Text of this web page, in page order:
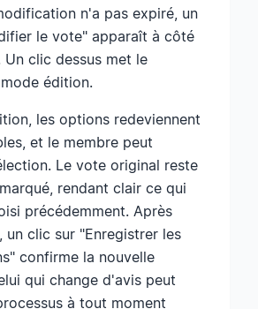
n'a pas expiré, un
le vote" apparaît à côté
Un clic dessus met le
édition.
les options redeviennent
et le membre peut
Le vote original reste
rendant clair ce qui
précédemment. Après
un clic sur "Enregistrer les
confirme la nouvelle
qui change d'avis peut
à tout moment